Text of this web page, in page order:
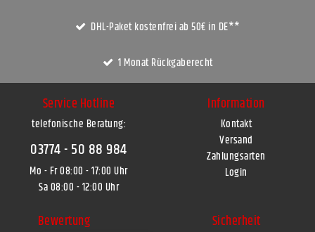
DHL-Paket kostenfrei ab 50€ in DE**
1 Monat Rückgaberecht
Service Hotline
telefonische Beratung:
03774 - 50 88 984
Mo - Fr 08:00 - 17:00 Uhr
Sa 08:00 - 12:00 Uhr
Information
Kontakt
Versand
Zahlungsarten
Login
Bewertung Sicherheit